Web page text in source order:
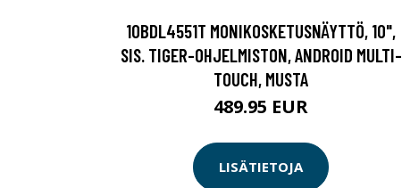
10BDL4551T MONIKOSKETUSNÄYTTÖ, 10",
SIS. TIGER-OHJELMISTON, ANDROID MULTI-
TOUCH, MUSTA
489.95 EUR
LISÄTIETOJA